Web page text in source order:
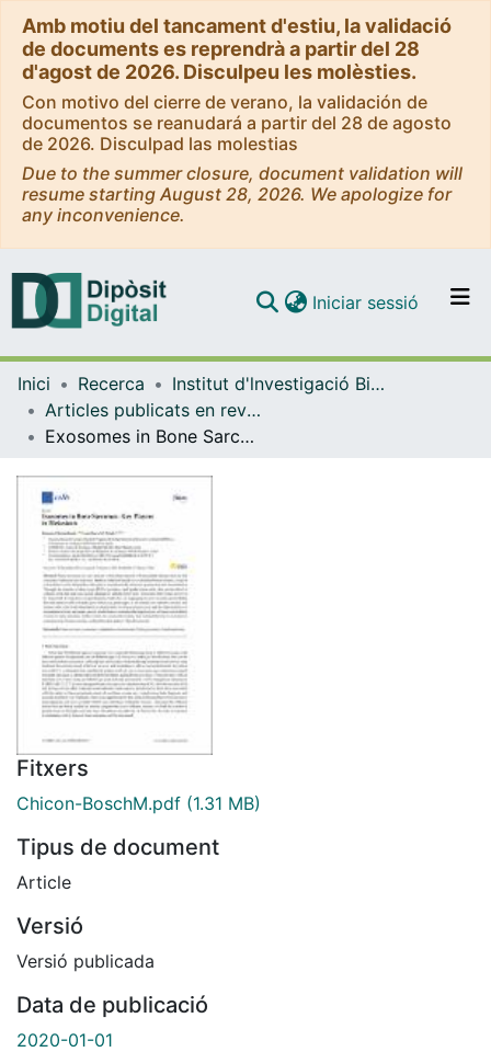
Amb motiu del tancament d'estiu, la validació
de documents es reprendrà a partir del 28
d'agost de 2026. Disculpeu les molèsties.
Con motivo del cierre de verano, la validación de
documentos se reanudará a partir del 28 de agosto
de 2026. Disculpad las molestias
Due to the summer closure, document validation will
resume starting August 28, 2026. We apologize for
any inconvenience.
Navega per tot el DD
Iniciar sessió (current)
Inici Recerca
Institut d'lnvestigació Biomèdica de Bellvitge (IDIBELL)
Articles publicats en revistes (Institut d'lnvestigació Biomèdica de Bellvitge (IDIBELL))
Exosomes in Bone Sarcomas: Key Players in Metastasis
Fitxers
Chicon-BoschM.pdf (1.31 MB)
Tipus de document
Article
Versió
Versió publicada
Data de publicació
2020-01-01